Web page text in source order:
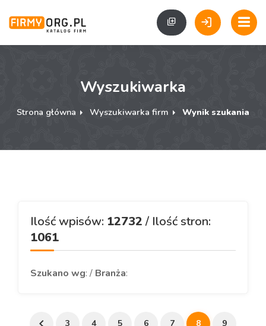
Wyszukiwarka
Strona główna Wyszukiwarka firm Wynik szukania
Ilość wpisów: 12732 / Ilość stron:
1061
Szukano wg: / Branża:
3 4 5 6 7 8 9